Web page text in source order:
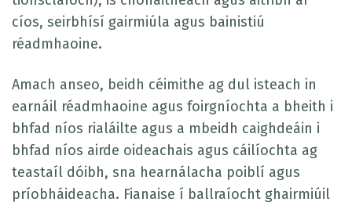
cíos, seirbhísí gairmiúla agus bainistiú
réadmhaoine.
Amach anseo, beidh céimithe ag dul isteach in
earnáil réadmhaoine agus foirgníochta a bheith i
bhfad níos rialáilte agus a mbeidh caighdeáin i
bhfad níos airde oideachais agus cáilíochta ag
teastaíl dóibh, sna hearnálacha poiblí agus
príobháideacha. Fianaise í ballraíocht ghairmiúil